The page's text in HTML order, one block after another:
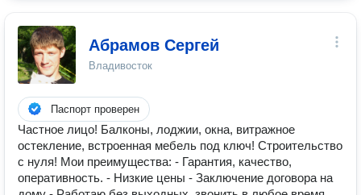
Абрамов Сергей
Владивосток
Паспорт проверен
Частное лицо! Балконы, лоджии, окна, витражное
остекление, встроенная мебель под ключ! Строительство
с нуля! Мои преимущества: - Гарантия, качество,
оперативность. - Низкие цены - Заключение договора на